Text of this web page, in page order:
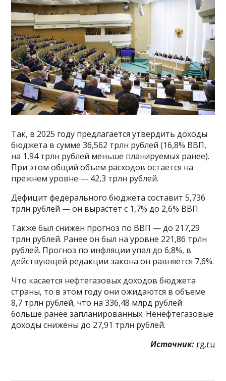
Так, в 2025 году предлагается утвердить доходы
бюджета в сумме 36,562 трлн рублей (16,8% ВВП,
на 1,94 трлн рублей меньше планируемых ранее).
При этом общий объем расходов остается на
прежнем уровне — 42,3 трлн рублей.
Дефицит федерального бюджета составит 5,736
трлн рублей — он вырастет с 1,7% до 2,6% ВВП.
Также был снижен прогноз по ВВП — до 217,29
трлн рублей. Ранее он был на уровне 221,86 трлн
рублей. Прогноз по инфляции упал до 6,8%, в
действующей редакции закона он равняется 7,6%.
Что касается нефтегазовых доходов бюджета
страны, то в этом году они ожидаются в объеме
8,7 трлн рублей, что на 336,48 млрд рублей
больше ранее запланированных. Ненефтегазовые
доходы снижены до 27,91 трлн рублей.
Источник: rg.ru